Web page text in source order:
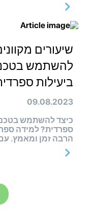
שיעורים
להשתמש
ביעילות
09.08.2023
כיצד להשתמש
ספרדית? למידה
הרבה זמן ומאמץ.